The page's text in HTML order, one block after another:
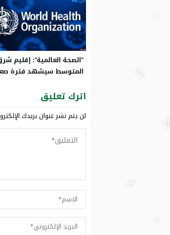
“الصحة العالمية”: إقليم
المتوسط سيشهد فترة
اترك تعليق
لن يتم نشر عنوان بريدك